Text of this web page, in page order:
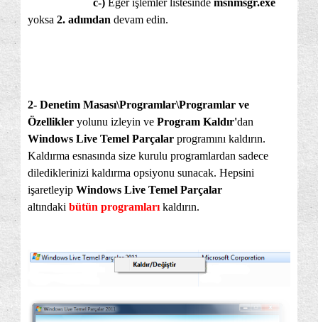
c-) Eğer işlemler listesinde msnmsgr.exe
yoksa 2. adımdan devam edin.
2- Denetim Masası\Programlar\Programlar ve
Özellikler yolunu izleyin ve Program Kaldır'dan
Windows Live Temel Parçalar programını kaldırın.
Kaldırma esnasında size kurulu programlardan sadece
dilediklerinizi kaldırma opsiyonu sunacak. Hepsini
işaretleyip Windows Live Temel Parçalar
altındaki bütün programları kaldırın.